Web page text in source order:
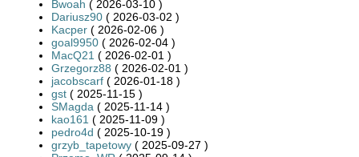
Bwoah ( 2026-03-10 )
Dariusz90 ( 2026-03-02 )
Kacper ( 2026-02-06 )
goal9950 ( 2026-02-04 )
MacQ21 ( 2026-02-01 )
Grzegorz88 ( 2026-02-01 )
jacobscarf ( 2026-01-18 )
gst ( 2025-11-15 )
SMagda ( 2025-11-14 )
kao161 ( 2025-11-09 )
pedro4d ( 2025-10-19 )
grzyb_tapetowy ( 2025-09-27 )